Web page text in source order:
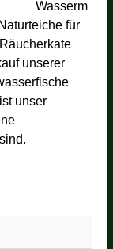
Wasserm
für
unserer
unser